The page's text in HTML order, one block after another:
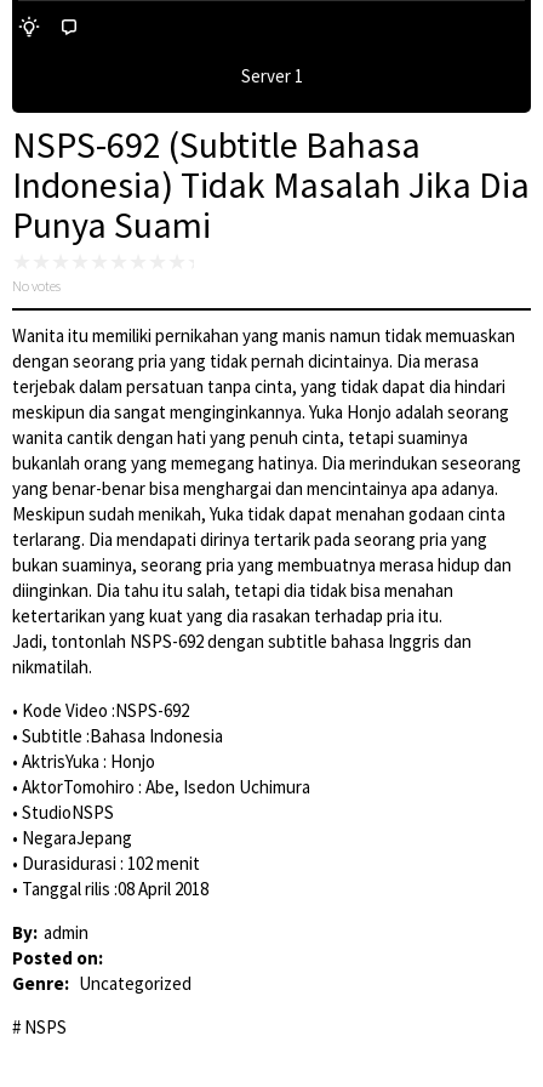
Server 1
NSPS-692 (Subtitle Bahasa
Indonesia) Tidak Masalah Jika Dia
Punya Suami
No votes
Wanita itu memiliki pernikahan yang manis namun tidak memuaskan
dengan seorang pria yang tidak pernah dicintainya. Dia merasa
terjebak dalam persatuan tanpa cinta, yang tidak dapat dia hindari
meskipun dia sangat menginginkannya. Yuka Honjo adalah seorang
wanita cantik dengan hati yang penuh cinta, tetapi suaminya
bukanlah orang yang memegang hatinya. Dia merindukan seseorang
yang benar-benar bisa menghargai dan mencintainya apa adanya.
Meskipun sudah menikah, Yuka tidak dapat menahan godaan cinta
terlarang. Dia mendapati dirinya tertarik pada seorang pria yang
bukan suaminya, seorang pria yang membuatnya merasa hidup dan
diinginkan. Dia tahu itu salah, tetapi dia tidak bisa menahan
ketertarikan yang kuat yang dia rasakan terhadap pria itu.
Jadi, tontonlah NSPS-692 dengan subtitle bahasa Inggris dan
nikmatilah.
• Kode Video :NSPS-692
• Subtitle :Bahasa Indonesia
• AktrisYuka : Honjo
• AktorTomohiro : Abe, Isedon Uchimura
• StudioNSPS
• NegaraJepang
• Durasidurasi : 102 menit
• Tanggal rilis :08 April 2018
By: admin
Posted on:
Genre: Uncategorized
NSPS